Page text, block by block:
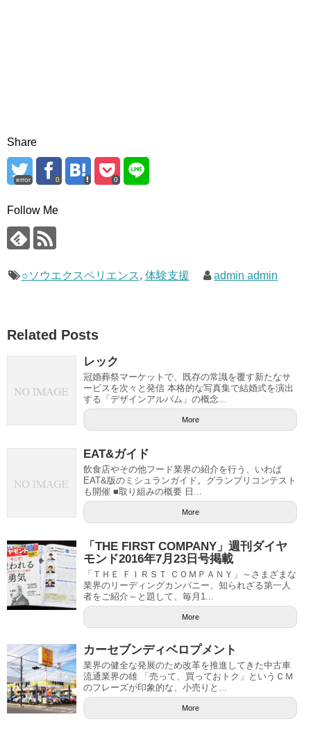
Share
error 0 0
Follow Me
○ソウエクスペリエンス, 体験支援 admin admin
Related Posts
レック
冠婚葬祭マーケットで、既存の常識を覆す新たなサ
ービスを次々と発信 本格的な写真集で結婚式を演出
する「デザインアルバム」の概念...
More
EAT&ガイド
飲食店やその他フード業界の紹介を行う、いわば
EAT&版のミシュランガイド。グランプリコンテスト
も開催 ■取り組みの概要 日...
More
「THE FIRST COMPANY」週刊ダイヤ
モンド2016年7月23日号掲載
「ＴＨＥ ＦＩＲＳＴ ＣＯＭＰＡＮＹ」～さまざまな
業界のリーディングカンパニー、知られざる第一人
者をご紹介～と題して、毎月1...
More
カーセブンディベロプメント
業界の健全な発展のため改革を推進してきた中古車
流通業界の雄 「売って、買っておトク」というＣＭ
のフレーズが印象的な、小売りと...
More